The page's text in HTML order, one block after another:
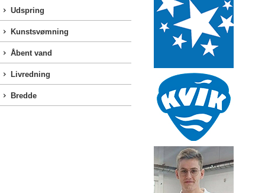
Udspring
Kunstsvømning
Åbent vand
Livredning
Bredde